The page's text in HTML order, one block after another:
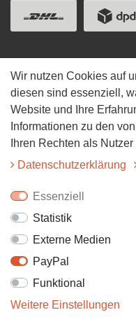
Wir nutzen Cookies auf
diesen sind essenziell,
Website und Ihre
Informationen zu den
Ihren Rechten als
Daten­schutz­erklärung
Essenziell
Statistik
Externe Medien
PayPal
Funktional
Weitere Einstellungen